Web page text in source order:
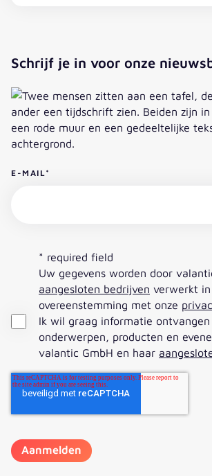
Schrijf je in voor onze
E-MAIL *
* required field
Uw gegevens worden door
aangesloten bedrijven verwerkt in
overeenstemming met onze
Ik wil graag informatie
onderwerpen, producten en
valantic GmbH en haar